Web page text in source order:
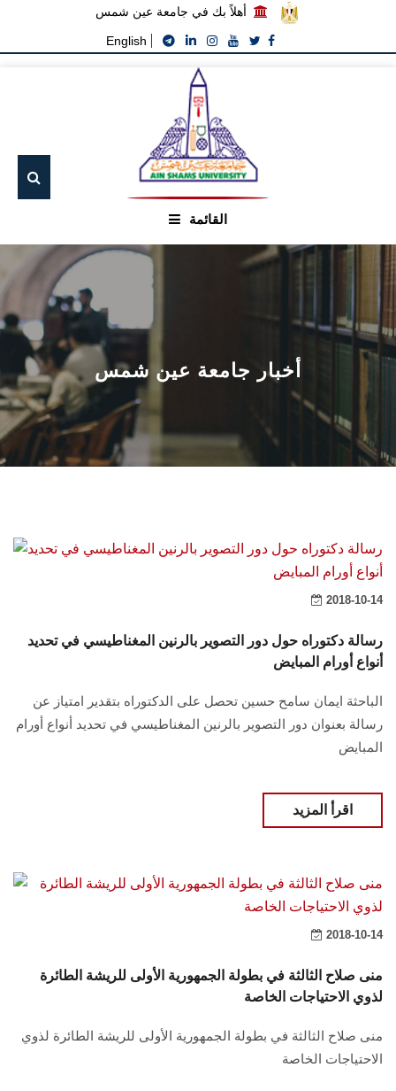
أهلاً بك في جامعة عين شمس
English
القائمة
الرئيسيـة
عن الجامعة
القطاعـات
الشئون الأكاديمية
البحث العلمي
المراكز والوحدات
تواصل معنا
سجل الان
أخبار جامعة عين شمس
2018-10-14
رسالة دكتوراه حول دور التصوير بالرنين المغناطيسي في تحديد
أنواع أورام المبايض
الباحثة ايمان سامح حسين تحصل على الدكتوراه بتقدير امتياز عن
رسالة بعنوان دور التصوير بالرنين المغناطيسي في تحديد أنواع أورام
المبايض
اقرأ المزيد
2018-10-14
منى صلاح الثالثة في بطولة الجمهورية الأولى للريشة الطائرة
لذوي الاحتياجات الخاصة
منى صلاح الثالثة في بطولة الجمهورية الأولى للريشة الطائرة لذوي
الاحتياجات الخاصة